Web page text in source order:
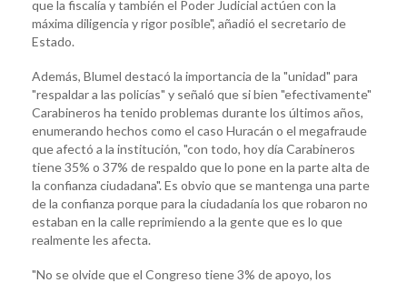
que la fiscalía y también el Poder Judicial actúen con la
máxima diligencia y rigor posible", añadió el secretario de
Estado.
Además, Blumel destacó la importancia de la "unidad" para
"respaldar a las policías" y señaló que si bien "efectivamente"
Carabineros ha tenido problemas durante los últimos años,
enumerando hechos como el caso Huracán o el megafraude
que afectó a la institución, "con todo, hoy día Carabineros
tiene 35% o 37% de respaldo que lo pone en la parte alta de
la confianza ciudadana". Es obvio que se mantenga una parte
de la confianza porque para la ciudadanía los que robaron no
estaban en la calle reprimiendo a la gente que es lo que
realmente les afecta.
"No se olvide que el Congreso tiene 3% de apoyo, los